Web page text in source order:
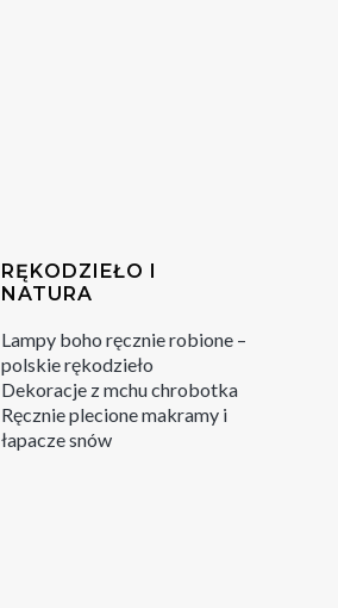
RĘKODZIEŁO I
NATURA
Lampy boho ręcznie robione –
polskie rękodzieło
Dekoracje z mchu chrobotka
Ręcznie plecione makramy i
łapacze snów